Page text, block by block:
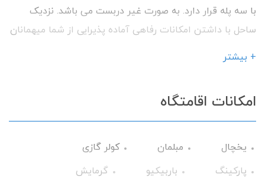
با سه پله قرار دارد. به صورت غیر دربست می باشد. نزدیک
ساحل با داشتن امکانات رفاهی آماده پذیرایی از شما میهمانان
+ بیشتر
امکانات اقامتگاه
یخچال مبلمان
کولر گازی
پارکینگ
باربیکیو
گرمایش